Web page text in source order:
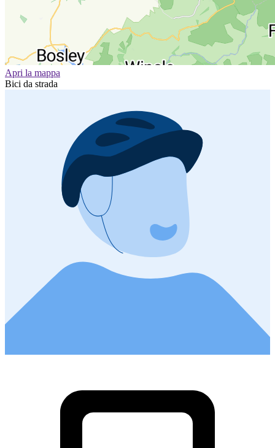
Apri la mappa
Bici da strada